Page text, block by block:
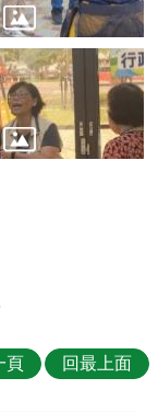
頁 回最上面